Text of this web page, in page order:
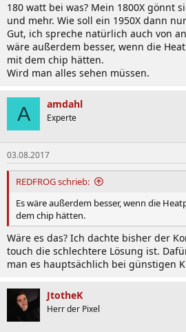
180 watt bei was? Mein 1800X gönnt
und mehr. Wie soll ein 1950X dann
Gut, ich spreche natürlich auch von
wäre außerdem besser, wenn die
mit dem chip hätten.
Wird man alles sehen müssen.
A amdahl
Experte
03.08.2017
REDFROG schrieb:
Es wäre außerdem besser, wenn die
dem chip hätten.
Wäre es das? Ich dachte bisher der
touch die schlechtere Lösung ist.
man es hauptsächlich bei günstigen
JtotheK
Herr der Pixel